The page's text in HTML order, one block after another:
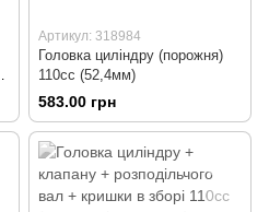
Артикул: 318984
Головка циліндру (порожня)
110cc (52,4мм)
583.00 грн